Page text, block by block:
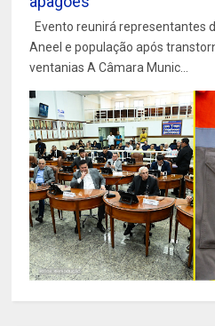
Evento reunirá representantes
Aneel e população após
ventanias A Câmara Munic...